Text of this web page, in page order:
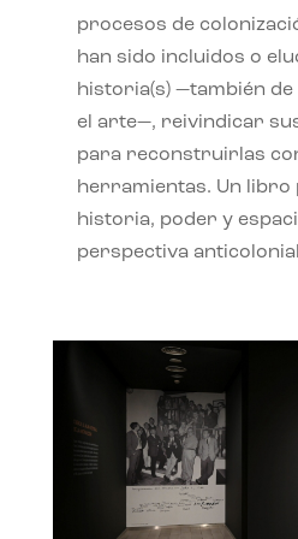
procesos de
han sido incluidos o
historia(s) —también
el arte—, reivindicar
para reconstruirlas
herramientas. Un
historia, poder y
perspectiva